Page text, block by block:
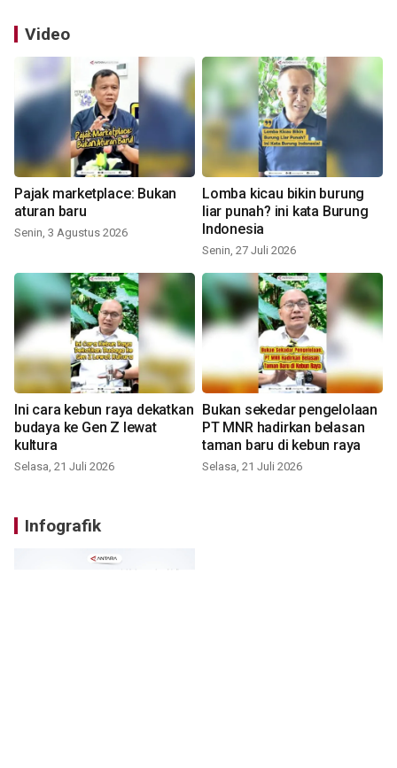
Video
Pajak marketplace: Bukan
aturan baru
Senin, 3 Agustus 2026
Lomba kicau bikin burung
liar punah? ini kata Burung
Indonesia
Senin, 27 Juli 2026
Ini cara kebun raya dekatkan
budaya ke Gen Z lewat
kultura
Selasa, 21 Juli 2026
Bukan sekedar pengelolaan
PT MNR hadirkan belasan
taman baru di kebun raya
Selasa, 21 Juli 2026
Infografik